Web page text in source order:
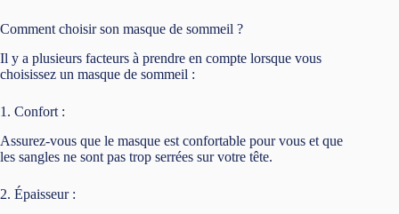
Comment choisir son masque de sommeil ?
Il y a plusieurs facteurs à prendre en compte lorsque vous
choisissez un masque de sommeil :
1. Confort :
Assurez-vous que le masque est confortable pour vous et que
les sangles ne sont pas trop serrées sur votre tête.
2. Épaisseur :